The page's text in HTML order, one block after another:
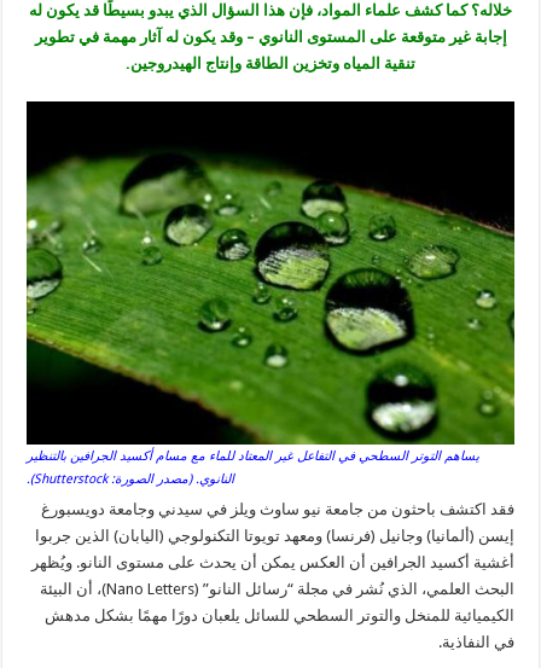
خلاله؟ كما كشف علماء المواد، فإن هذا السؤال الذي يبدو بسيطًا قد يكون له
إجابة غير متوقعة على المستوى النانوي – وقد يكون له آثار مهمة في تطوير
تنقية المياه وتخزين الطاقة وإنتاج الهيدروجين.
يساهم التوتر السطحي في التفاعل غير المعتاد للماء مع مسام أكسيد الجرافين بالتنظير
النانوي. (مصدر الصورة: Shutterstock).
فقد اكتشف باحثون من جامعة نيو ساوث ويلز في سيدني وجامعة دويسبورغ
إيسن (ألمانيا) وجانيل (فرنسا) ومعهد تويوتا التكنولوجي (اليابان) الذين جربوا
أغشية أكسيد الجرافين أن العكس يمكن أن يحدث على مستوى النانو. ويُظهر
البحث العلمي، الذي نُشر في مجلة “رسائل النانو” (Nano Letters)، أن البيئة
الكيميائية للمنخل والتوتر السطحي للسائل يلعبان دورًا مهمًا بشكل مدهش
في النفاذية.